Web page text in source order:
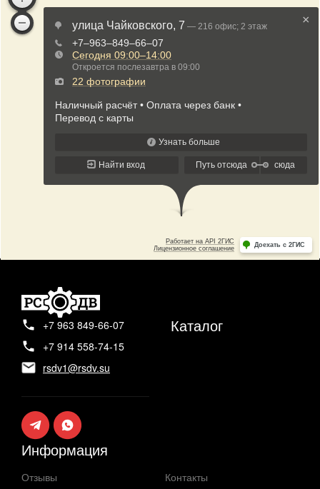
+7 963 849-66-07
+7 914 558-74-15
rsdv1@rsdv.su
Каталог
Информация
Отзывы Контакты